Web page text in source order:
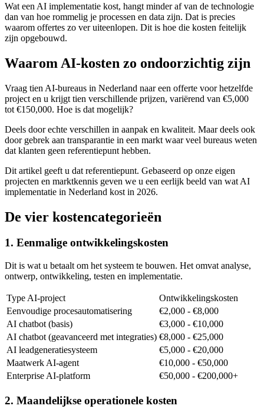
Wat een AI implementatie kost, hangt minder af van de technologie
dan van hoe rommelig je processen en data zijn. Dat is precies
waarom offertes zo ver uiteenlopen. Dit is hoe die kosten feitelijk
zijn opgebouwd.
Waarom AI-kosten zo ondoorzichtig zijn
Vraag tien AI-bureaus in Nederland naar een offerte voor hetzelfde
project en u krijgt tien verschillende prijzen, variërend van €5,000
tot €150,000. Hoe is dat mogelijk?
Deels door echte verschillen in aanpak en kwaliteit. Maar deels ook
door gebrek aan transparantie in een markt waar veel bureaus weten
dat klanten geen referentiepunt hebben.
Dit artikel geeft u dat referentiepunt. Gebaseerd op onze eigen
projecten en marktkennis geven we u een eerlijk beeld van wat AI
implementatie in Nederland kost in 2026.
De vier kostencategorieën
1. Eenmalige ontwikkelingskosten
Dit is wat u betaalt om het systeem te bouwen. Het omvat analyse,
ontwerp, ontwikkeling, testen en implementatie.
Type AI-project
Ontwikkelingskosten
Eenvoudige procesautomatisering
€2,000 - €8,000
AI chatbot (basis)
€3,000 - €10,000
AI chatbot (geavanceerd met integraties) €8,000 - €25,000
AI leadgeneratiesysteem
€5,000 - €20,000
Maatwerk AI-agent
€10,000 - €50,000
Enterprise AI-platform
€50,000 - €200,000+
2. Maandelijkse operationele kosten